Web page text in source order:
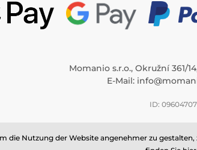
Momanio s.r.o., Okružní 361/
E-Mail:
ID:
die Nutzung der Website angenehmer zu